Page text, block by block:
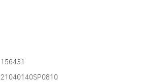
156431
21040140SP0810